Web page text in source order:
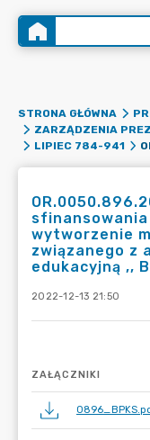
STRONA GŁÓWNA
ZARZĄDZENIA
LIPIEC 784-941
wytworzenie
związanego z
edukacyjną ,,
2022-12-13 21:50
ZAŁĄCZNIKI